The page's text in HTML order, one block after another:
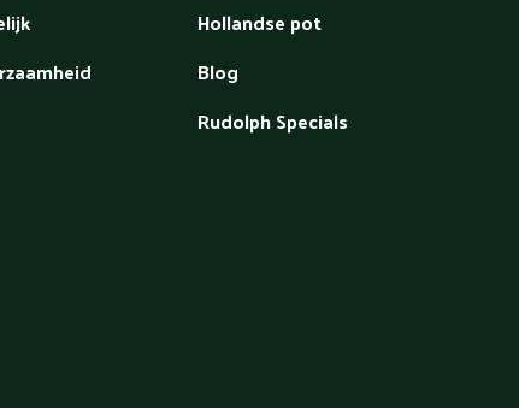
Hollandse pot
Blog
Rudolph Specials